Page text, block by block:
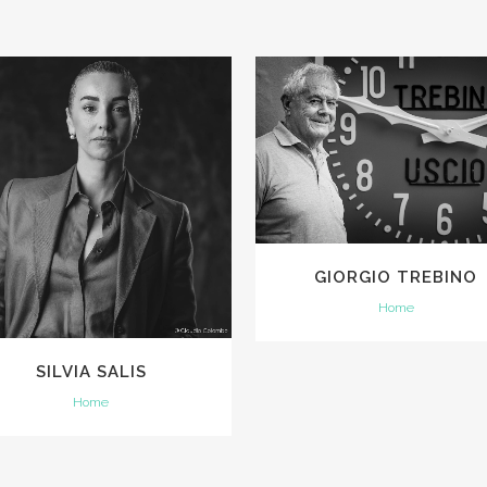
VIEW
SILVIA SALIS
Home
GIORGIO TREBINO
Home